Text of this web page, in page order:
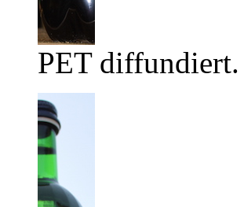
PET diffundiert.